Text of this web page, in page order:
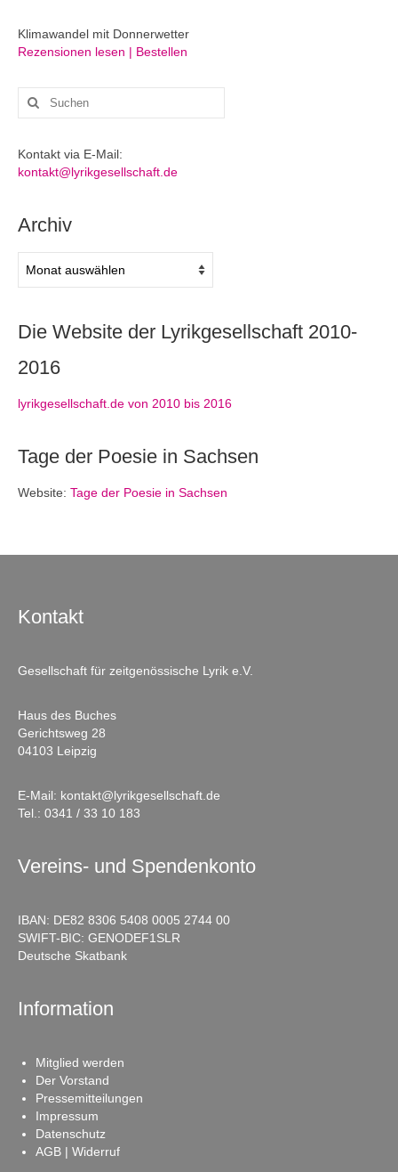
Klimawandel mit Donnerwetter
Rezensionen lesen | Bestellen
Suchen
nach:
Kontakt via E-Mail:
kontakt@lyrikgesellschaft.de
Archiv
Die Website der Lyrikgesellschaft 2010-
2016
lyrikgesellschaft.de von 2010 bis 2016
Tage der Poesie in Sachsen
Website: Tage der Poesie in Sachsen
Kontakt
Gesellschaft für zeitgenössische Lyrik e.V.
Haus des Buches
Gerichtsweg 28
04103 Leipzig
E-Mail: kontakt@lyrikgesellschaft.de
Tel.: 0341 / 33 10 183
Vereins- und Spendenkonto
IBAN: DE82 8306 5408 0005 2744 00
SWIFT-BIC: GENODEF1SLR
Deutsche Skatbank
Information
Mitglied werden
Der Vorstand
Pressemitteilungen
Impressum
Datenschutz
AGB | Widerruf